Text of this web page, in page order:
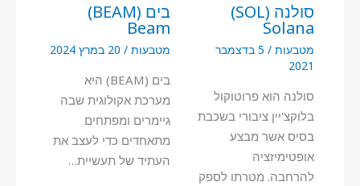
סולנה (SOL)
Solana
מטבעות /
5 בדצמבר
2021
סולנה הוא פרוטוקול
בלוקצ'יין ציבורי בשכבת
בסיס אשר מבצע
אופטימיזציה
להרחבה. מטרתו לספק
בים (BEAM)
Beam
מטבעות / 20 במרץ 2024
בים (BEAM) היא
מערכת אקולוגית שבה
גיימרים ומפתחים
מתאחדים כדי לעצב את
העתיד של תעשיית…